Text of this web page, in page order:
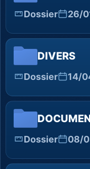
Dossier 26/
DIVERS
Dossier 14/
Dossier 08/